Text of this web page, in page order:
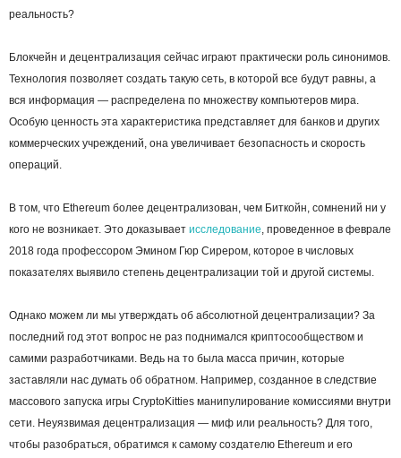
реальность?
Блокчейн и децентрализация сейчас играют практически роль синонимов.
Технология позволяет создать такую сеть, в которой все будут равны, а
вся информация — распределена по множеству компьютеров мира.
Особую ценность эта характеристика представляет для банков и других
коммерческих учреждений, она увеличивает безопасность и скорость
операций.
В том, что Ethereum более децентрализован, чем Биткойн, сомнений ни у
кого не возникает. Это доказывает исследование , проведенное в феврале
2018 года профессором Эмином Гюр Сирером, которое в числовых
показателях выявило степень децентрализации той и другой системы.
Однако можем ли мы утверждать об абсолютной децентрализации? За
последний год этот вопрос не раз поднимался криптосообществом и
самими разработчиками. Ведь на то была масса причин, которые
заставляли нас думать об обратном. Например, созданное в следствие
массового запуска игры CryptoKitties манипулирование комиссиями внутри
сети. Неуязвимая децентрализация — миф или реальность? Для того,
чтобы разобраться, обратимся к самому создателю Ethereum и его